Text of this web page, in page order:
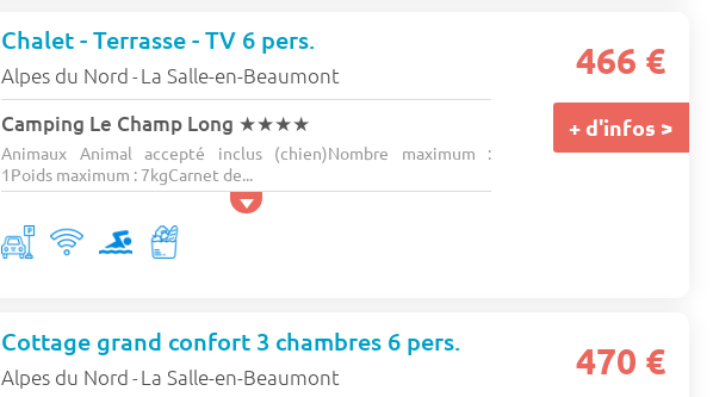
Chalet - Terrasse - TV 6 pers.
Alpes du Nord - La Salle-en-Beaumont
Camping Le Champ Long ★★★★
Animaux Animal accepté inclus (chien)Nombre maximum :
1Poids maximum : 7kgCarnet de...
466 €
+ d'infos >
Cottage grand confort 3 chambres 6 pers.
Alpes du Nord - La Salle-en-Beaumont 470 €